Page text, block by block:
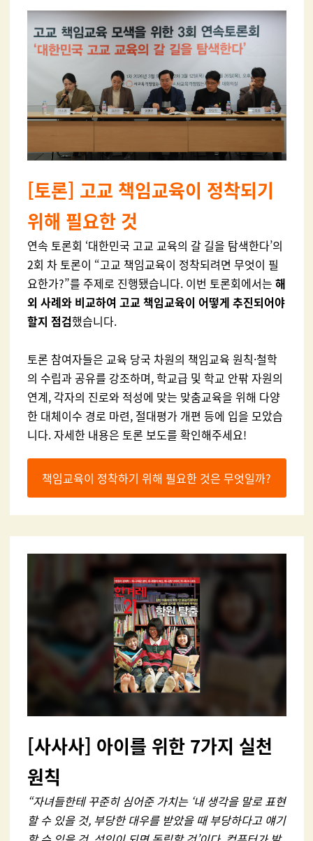
[토론] 고교 책임교육이 정착되기
위해 필요한 것
연속 토론회 ‘대한민국 고교 교육의 갈 길을 탐색한다’의
2회 차 토론이 “고교 책임교육이 정착되려면 무엇이 필
요한가?”를 주제로 진행됐습니다. 이번 토론회에서는 해
외 사례와 비교하여 고교 책임교육이 어떻게 추진되어야
할지 점검했습니다.
토론 참여자들은 교육 당국 차원의 책임교육 원칙·철학
의 수립과 공유를 강조하며, 학교급 및 학교 안팎 자원의
연계, 각자의 진로와 적성에 맞는 맞춤교육을 위해 다양
한 대체이수 경로 마련, 절대평가 개편 등에 입을 모았습
니다. 자세한 내용은 토론 보도를 확인해주세요!
책임교육이 정착하기 위해 필요한 것은 무엇일까?
[사사사] 아이를 위한 7가지 실천
원칙
“자녀들한테 꾸준히 심어준 가치는 ‘내 생각을 말로 표현
할 수 있을 것, 부당한 대우를 받았을 때 부당하다고 얘기